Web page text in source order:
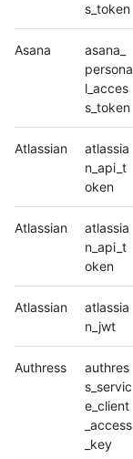
s_token
Asana
asana_
persona
l_acces
s_token
Atlassian
atlassia
n_api_t
oken
Atlassian
atlassia
n_api_t
oken
Atlassian
atlassia
n_jwt
Authress
authres
s_servic
e_client
_access
_key